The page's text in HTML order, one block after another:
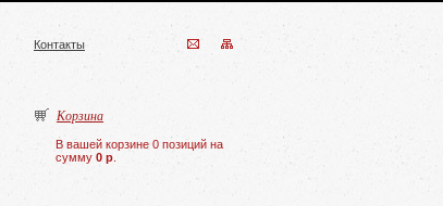
Контакты
Корзина
В вашей корзине 0 позиций на
сумму 0 р